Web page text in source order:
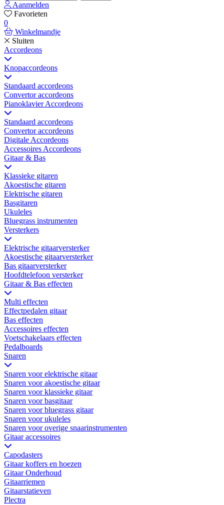
Aanmelden
Favorieten
0
Winkelmandje
Sluiten
Accordeons
Knopaccordeons
Standaard accordeons
Convertor accordeons
Pianoklavier Accordeons
Standaard accordeons
Convertor accordeons
Digitale Accordeons
Accessoires Accordeons
Gitaar & Bas
Klassieke gitaren
Akoestische gitaren
Elektrische gitaren
Basgitaren
Ukuleles
Bluegrass instrumenten
Versterkers
Elektrische gitaarversterker
Akoestische gitaarversterker
Bas gitaarversterker
Hoofdtelefoon versterker
Gitaar & Bas effecten
Multi effecten
Effectpedalen gitaar
Bas effecten
Accessoires effecten
Voetschakelaars effecten
Pedalboards
Snaren
Snaren voor elektrische gitaar
Snaren voor akoestische gitaar
Snaren voor klassieke gitaar
Snaren voor basgitaar
Snaren voor bluegrass gitaar
Snaren voor ukuleles
Snaren voor overige snaarinstrumenten
Gitaar accessoires
Capodasters
Gitaar koffers en hoezen
Gitaar Onderhoud
Gitaarriemen
Gitaarstatieven
Plectra